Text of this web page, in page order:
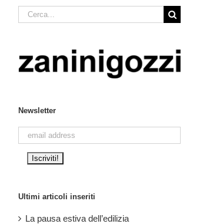
Cerca
per:
Newsletter
Ultimi articoli inseriti
La pausa estiva dell’edilizia